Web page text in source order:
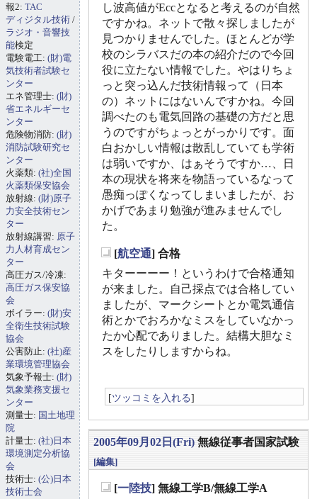
し波高値がEccとなると考えるのが自然
ですかね。ネットで散々探しましたが
見つかりませんでした。ほとんどが学
校のシラバスだの本の紹介だので今回
役に立たない情報でした。やはりちょ
っと突っ込んだ技術情報って（日本
の）ネットにはないんですかね。今回
調べたのも電気回路の基礎の方だと思
うのですがちょっとがっかりです。面
白おかしい情報は散乱していても学術
は弱いですか、はぁそうですか…、日
本の現状を将来を物語っているなって
愚痴っぽくなってしまいましたが、お
かげであまり勉強が進みませんでし
た。
[航空通] 合格
キターーーー！というわけで合格通知
が来ました。自己採点では合格してい
ましたが、マークシートとか電気通信
術とかでおろかなミスをしていなかっ
たか心配でありました。結構大胆なミ
スをしたりしますからね。
[ツッコミを入れる]
2005年09月02日(Fri) 無線従事者国家試験
[編集]
[一陸技] 無線工学B/無線工学A
報2: TAC
ディジタル技術 /
ラジオ・音響技
能検定
電験電工: (財)電
気技術者試験セ
ンター
エネ管理士: (財)
省エネルギーセ
ンター
危険物消防: (財)
消防試験研究セ
ンター
火薬類: (社)全国
火薬類保安協会
放射線: (財)原子
力安全技術セン
ター
放射線講習: 原子
力人材育成セン
ター
高圧ガス/冷凍:
高圧ガス保安協
会
ボイラー: (財)安
全衛生技術試験
協会
公害防止: (社)産
業環境管理協会
気象予報士: (財)
気象業務支援セ
ンター
測量士: 国土地理
院
計量士: (社)日本
環境測定分析協
会
技術士: (公)日本
技術士会